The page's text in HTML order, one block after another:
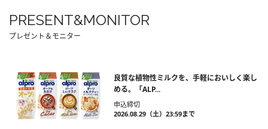
PRESENT&MONITOR
プレゼント＆モニター
良質な植物性ミルクを、手軽においしく楽し
める。「ALP...
申込締切
2026.08.29（土）23:59まで